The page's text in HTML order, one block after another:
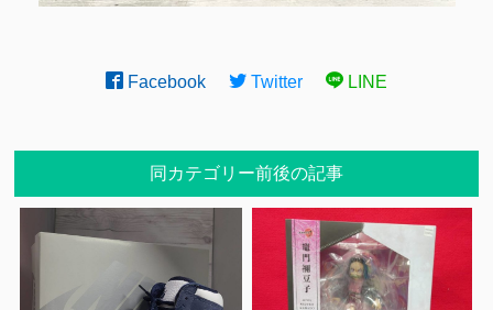
Facebook Twitter LINE
同カテゴリー前後の記事